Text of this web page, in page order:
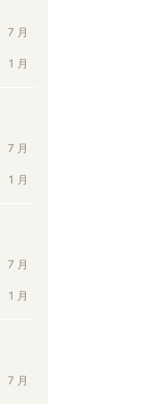
7 月
1 月
7 月
1 月
7 月
1 月
7 月